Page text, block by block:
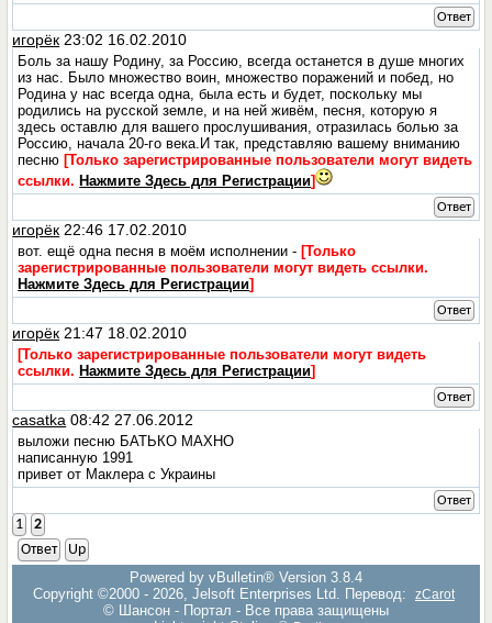
Ответ
игорёк 23:02 16.02.2010
Боль за нашу Родину, за Россию, всегда останется в душе многих
из нас. Было множество воин, множество поражений и побед, но
Родина у нас всегда одна, была есть и будет, поскольку мы
родились на русской земле, и на ней живём, песня, которую я
здесь оставлю для вашего прослушивания, отразилась болью за
Россию, начала 20-го века.И так, представляю вашему вниманию
песню [Только зарегистрированные пользователи могут видеть
ссылки. Нажмите Здесь для Регистрации]
Ответ
игорёк 22:46 17.02.2010
вот. ещё одна песня в моём исполнении - [Только
зарегистрированные пользователи могут видеть ссылки.
Нажмите Здесь для Регистрации]
Ответ
игорёк 21:47 18.02.2010
[Только зарегистрированные пользователи могут видеть
ссылки. Нажмите Здесь для Регистрации]
Ответ
casatka 08:42 27.06.2012
выложи песню БАТЬКО МАХНО
написанную 1991
привет от Маклера с Украины
Ответ
1
2
Ответ
Up
Powered by vBulletin® Version 3.8.4
Copyright ©2000 - 2026, Jelsoft Enterprises Ltd. Перевод:
zCarot
© Шансон - Портал - Все права защищены